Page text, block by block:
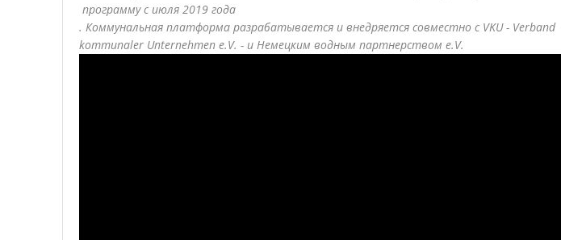
программусиюля2019 года
. Коммунальная платформа разрабатывается и внедряется совместно с VKU - Verband
kommunaler Unternehmen e.V. - и Немецким водным партнерством e.V.